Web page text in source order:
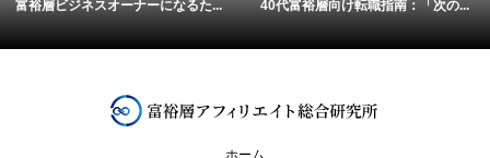
富裕層ビジネスオーナーになるた... 40代富裕層向け転職指南：「次の...
ホーム